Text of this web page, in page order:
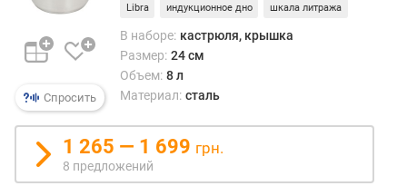
п
у
я
р
о
Спросить
Libra индукционное дно шкала литража
В наборе: кастрюля, крышка
Размер: 24 см
Объем: 8 л
Материал: сталь
1 265 — 1 699 грн.
8 предложений